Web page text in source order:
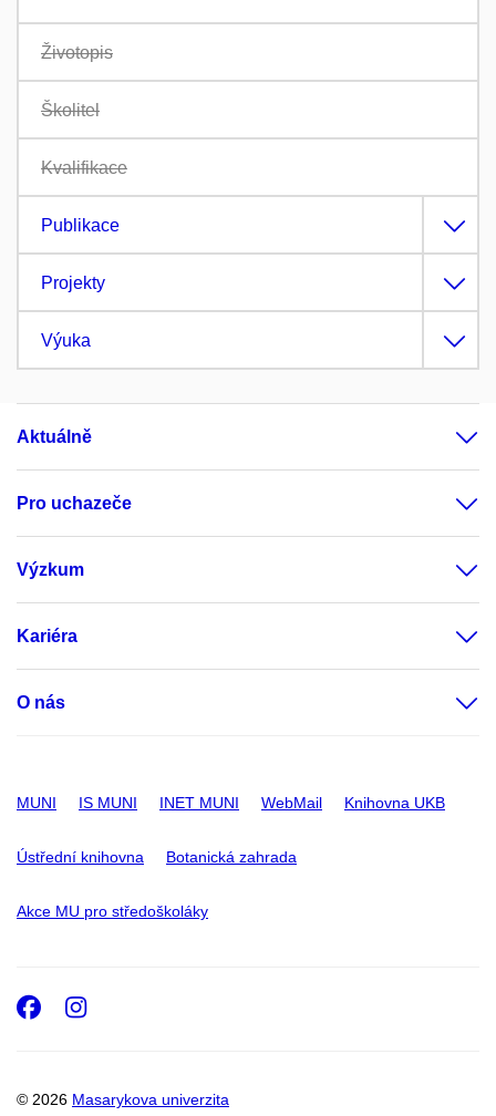
Životopis
Školitel
Kvalifikace
Publikace
Projekty
Výuka
Aktuálně
Pro uchazeče
Výzkum
Kariéra
O nás
MUNI IS MUNI INET MUNI WebMail Knihovna UKB
Ústřední knihovna Botanická zahrada
Akce MU pro středoškoláky
© 2026 Masarykova univerzita
Facebook
Instagram